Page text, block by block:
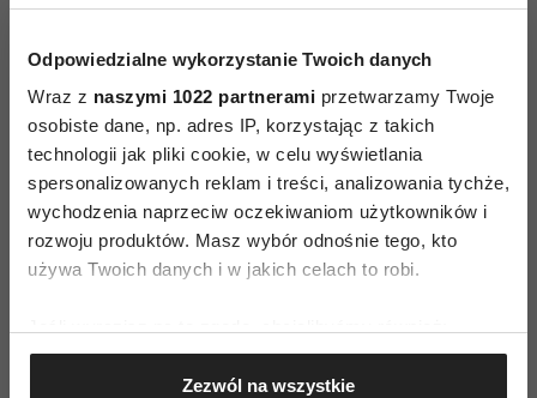
Odpowiedzialne wykorzystanie Twoich danych
Wraz z naszymi 1022 partnerami przetwarzamy Twoje
osobiste dane, np. adres IP, korzystając z takich
technologii jak pliki cookie, w celu wyświetlania
spersonalizowanych reklam i treści, analizowania tychże,
wychodzenia naprzeciw oczekiwaniom użytkowników i
rozwoju produktów. Masz wybór odnośnie tego, kto
używa Twoich danych i w jakich celach to robi.
Gromadzić dane dotyczące Twojej lokalizacji
geograficznej z dokładnością nawet do kilku metrów
Zezwól na wszystkie
źródło: www.ivillage.com
Czytaj także